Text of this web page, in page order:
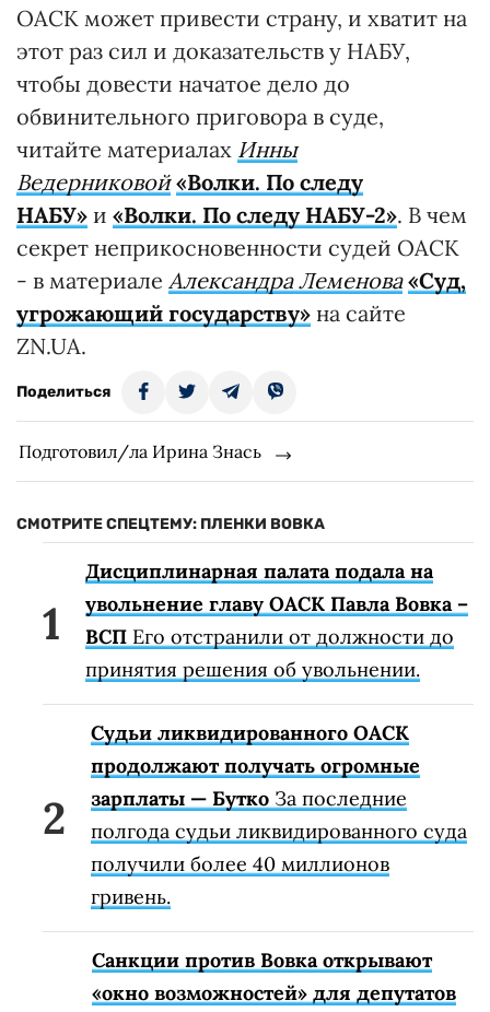
ОАСК может привести страну, и хватит на
этот раз сил и доказательств у НАБУ,
чтобы довести начатое дело до
обвинительного приговора в суде,
читайте материалах Инны
Ведерниковой «Волки. По следу
НАБУ» и «Волки. По следу НАБУ-2». В чем
секрет неприкосновенности судей ОАСК
- в материале Александра Леменова «Суд,
угрожающий государству» на сайте
ZN.UA.
Поделиться
Подготовил/ла Ирина Знась
СМОТРИТЕ СПЕЦТЕМУ: ПЛЕНКИ ВОВКА
Дисциплинарная палата подала на
увольнение главу ОАСК Павла Вовка –
ВСП Его отстранили от должности до
принятия решения об увольнении.
Судьи ликвидированного ОАСК
продолжают получать огромные
зарплаты — Бутко За последние
полгода судьи ликвидированного суда
получили более 40 миллионов
гривень.
Санкции против Вовка открывают
«окно возможностей» для депутатов